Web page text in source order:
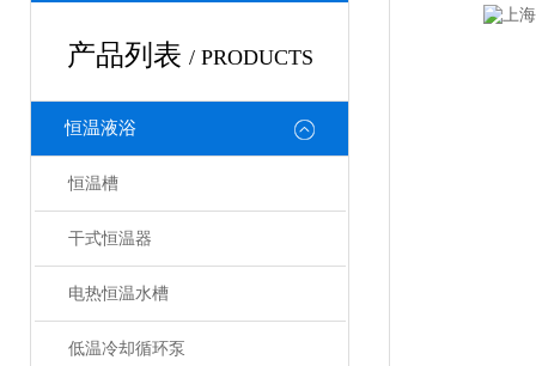
产品列表 / PRODUCTS
恒温液浴
恒温槽
干式恒温器
电热恒温水槽
低温冷却循环泵